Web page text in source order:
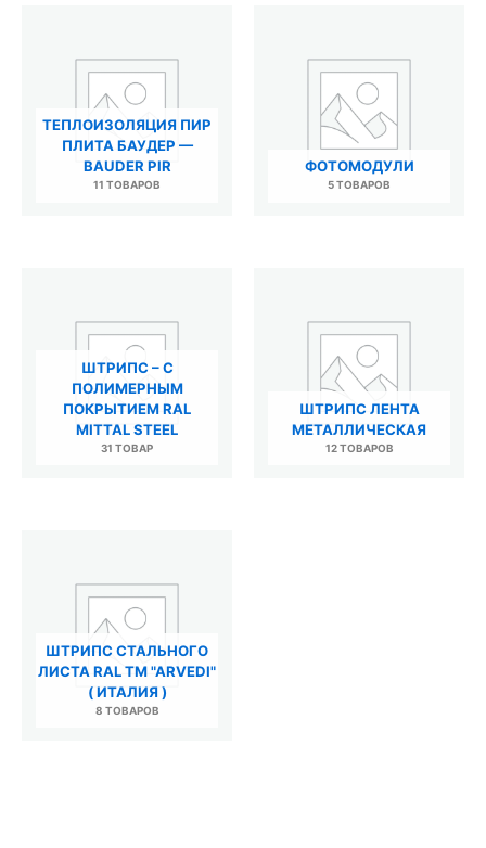
ТЕПЛОИЗОЛЯЦИЯ ПИР
ПЛИТА БАУДЕР —
BAUDER PIR
11 ТОВАРОВ
ФОТОМОДУЛИ
5 ТОВАРОВ
ШТРИПС – С
ПОЛИМЕРНЫМ
ПОКРЫТИЕМ RAL
MITTAL STEEL
31 ТОВАР
ШТРИПС ЛЕНТА
МЕТАЛЛИЧЕСКАЯ
12 ТОВАРОВ
ШТРИПС СТАЛЬНОГО
ЛИСТА RAL TM "ARVEDI"
( ИТАЛИЯ )
8 ТОВАРОВ